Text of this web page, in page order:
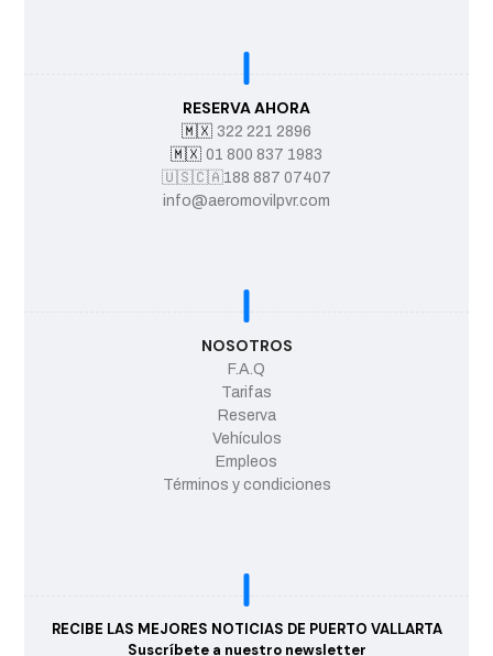
RESERVA AHORA
🇲🇽 322 221 2896
🇲🇽 01 800 837 1983
🇺🇸🇨🇦188 887 07407
info@aeromovilpvr.com
NOSOTROS
F.A.Q
Tarifas
Reserva
Vehículos
Empleos
Términos y condiciones
RECIBE LAS MEJORES NOTICIAS DE PUERTO VALLARTA
Suscríbete a nuestro newsletter